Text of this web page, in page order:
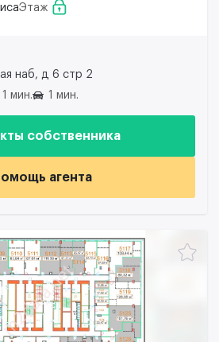
Этаж
наб, д 6 стр 2
1 мин. 1 мин.
собственника
агента